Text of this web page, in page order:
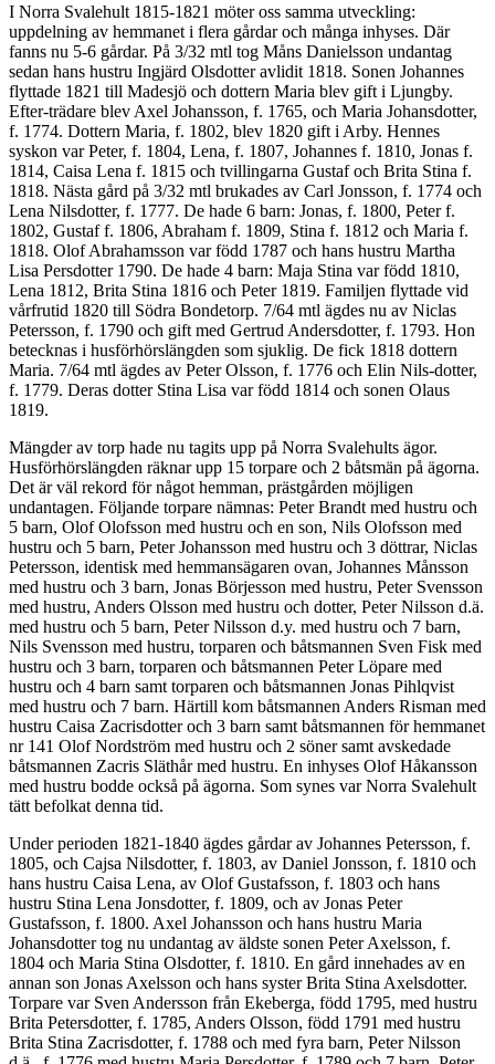
I Norra Svalehult 1815-1821 möter oss samma utveckling:
uppdelning av hemmanet i flera gårdar och många inhyses. Där
fanns nu 5-6 gårdar. På 3/32 mtl tog Måns Danielsson undantag
sedan hans hustru Ingjärd Olsdotter avlidit 1818. Sonen Johannes
flyttade 1821 till Madesjö och dottern Maria blev gift i Ljungby.
Efter-trädare blev Axel Johansson, f. 1765, och Maria Johansdotter,
f. 1774. Dottern Maria, f. 1802, blev 1820 gift i Arby. Hennes
syskon var Peter, f. 1804, Lena, f. 1807, Johannes f. 1810, Jonas f.
1814, Caisa Lena f. 1815 och tvillingarna Gustaf och Brita Stina f.
1818. Nästa gård på 3/32 mtl brukades av Carl Jonsson, f. 1774 och
Lena Nilsdotter, f. 1777. De hade 6 barn: Jonas, f. 1800, Peter f.
1802, Gustaf f. 1806, Abraham f. 1809, Stina f. 1812 och Maria f.
1818. Olof Abrahamsson var född 1787 och hans hustru Martha
Lisa Persdotter 1790. De hade 4 barn: Maja Stina var född 1810,
Lena 1812, Brita Stina 1816 och Peter 1819. Familjen flyttade vid
vårfrutid 1820 till Södra Bondetorp. 7/64 mtl ägdes nu av Niclas
Petersson, f. 1790 och gift med Gertrud Andersdotter, f. 1793. Hon
betecknas i husförhörslängden som sjuklig. De fick 1818 dottern
Maria. 7/64 mtl ägdes av Peter Olsson, f. 1776 och Elin Nils-dotter,
f. 1779. Deras dotter Stina Lisa var född 1814 och sonen Olaus
1819.
Mängder av torp hade nu tagits upp på Norra Svalehults ägor.
Husförhörslängden räknar upp 15 torpare och 2 båtsmän på ägorna.
Det är väl rekord för något hemman, prästgården möjligen
undantagen. Följande torpare nämnas: Peter Brandt med hustru och
5 barn, Olof Olofsson med hustru och en son, Nils Olofsson med
hustru och 5 barn, Peter Johansson med hustru och 3 döttrar, Niclas
Petersson, identisk med hemmansägaren ovan, Johannes Månsson
med hustru och 3 barn, Jonas Börjesson med hustru, Peter Svensson
med hustru, Anders Olsson med hustru och dotter, Peter Nilsson d.ä.
med hustru och 5 barn, Peter Nilsson d.y. med hustru och 7 barn,
Nils Svensson med hustru, torparen och båtsmannen Sven Fisk med
hustru och 3 barn, torparen och båtsmannen Peter Löpare med
hustru och 4 barn samt torparen och båtsmannen Jonas Pihlqvist
med hustru och 7 barn. Härtill kom båtsmannen Anders Risman med
hustru Caisa Zacrisdotter och 3 barn samt båtsmannen för hemmanet
nr 141 Olof Nordström med hustru och 2 söner samt avskedade
båtsmannen Zacris Släthår med hustru. En inhyses Olof Håkansson
med hustru bodde också på ägorna. Som synes var Norra Svalehult
tätt befolkat denna tid.
Under perioden 1821-1840 ägdes gårdar av Johannes Petersson, f.
1805, och Cajsa Nilsdotter, f. 1803, av Daniel Jonsson, f. 1810 och
hans hustru Caisa Lena, av Olof Gustafsson, f. 1803 och hans
hustru Stina Lena Jonsdotter, f. 1809, och av Jonas Peter
Gustafsson, f. 1800. Axel Johansson och hans hustru Maria
Johansdotter tog nu undantag av äldste sonen Peter Axelsson, f.
1804 och Maria Stina Olsdotter, f. 1810. En gård innehades av en
annan son Jonas Axelsson och hans syster Brita Stina Axelsdotter.
Torpare var Sven Andersson från Ekeberga, född 1795, med hustru
Brita Petersdotter, f. 1785, Anders Olsson, född 1791 med hustru
Brita Stina Zacrisdotter, f. 1788 och med fyra barn, Peter Nilsson